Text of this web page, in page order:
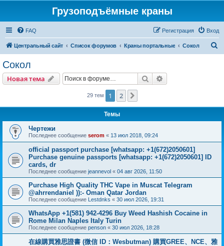
Грузоподъёмные краны
FAQ Вход
Регистрация
Центральный сайт Список форумов Краны портальные Сокол
Сокол
Новая тема Поиск
29 тем 1 2
Темы
Чертежи
Последнее сообщение serom « 13 июл 2018, 09:24
official passport purchase [whatsapp: +1(672)2050601]
Purchase genuine passports [whatsapp: +1(672)2050601] ID
cards, dr
Последнее сообщение jeannevol « 04 авг 2026, 11:50
Purchase High Quality THC Vape in Muscat Telegram
@ahrrendaniel )):- Oman Qatar Jordan
Последнее сообщение Lestdnks « 30 июл 2026, 19:31
WhatsApp +1(581) 942-4296 Buy Weed Hashish Cocaine in
Rome Milan Naples Italy Turin
Последнее сообщение penson « 30 июл 2026, 18:28
在線購買雅思證書 (微信 ID：Wesbutman) 購買GREE、NCE、雅